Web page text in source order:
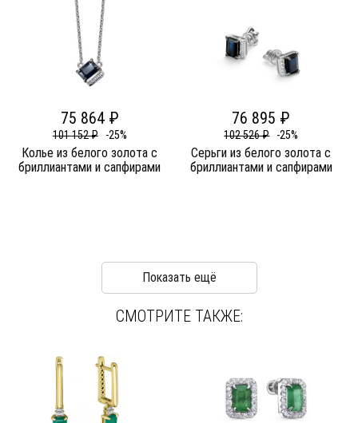
75 864 ₽
101 152 ₽ -25%
Колье из белого золота c
бриллиантами и сапфирами
76 895 ₽
102 526 ₽ -25%
Серьги из белого золота c
бриллиантами и сапфирами
Показать ещё
СМОТРИТЕ ТАКЖЕ: